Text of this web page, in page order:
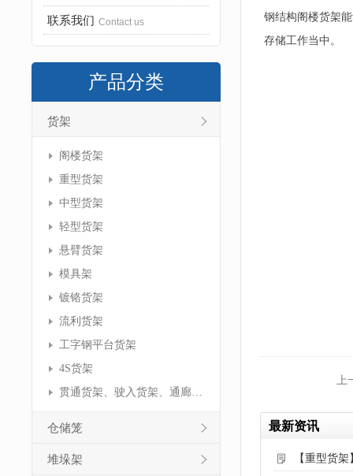
联系我们 Contact us
产品分类
货架
阁楼货架
重型货架
中型货架
轻型货架
悬臂货架
模具架
镀铬货架
流利货架
工字钢平台货架
4S货架
贯通货架、驶入货架、通廊货架
仓储笼
堆垛架
钢结构阁楼货架
存储工作当中。
上
最新资讯
【重型货